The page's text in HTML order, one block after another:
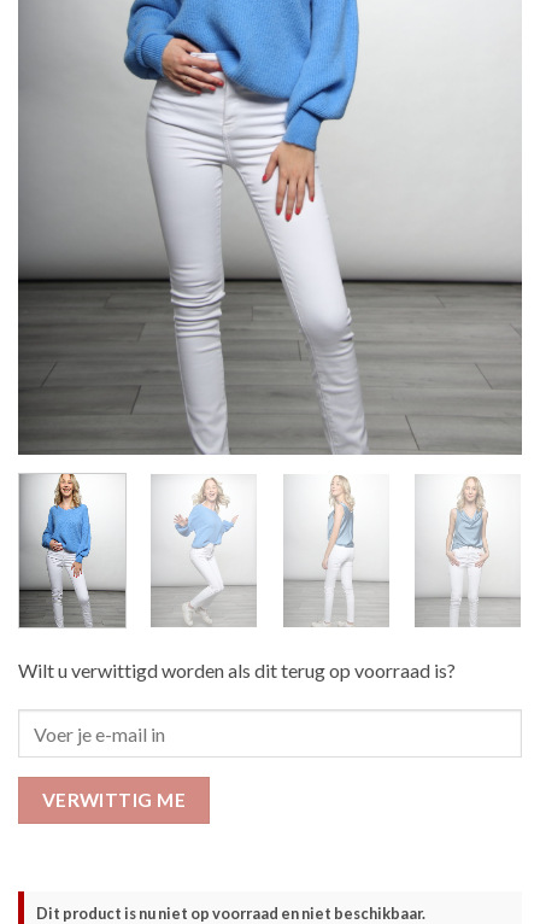
Wilt u verwittigd worden als dit terug op voorraad is?
VERWITTIG ME
Dit product is nu niet op voorraad en niet beschikbaar.